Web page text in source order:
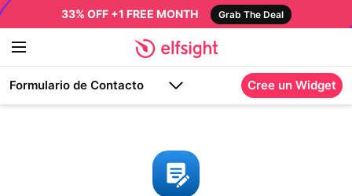
33% OFF +1 FREE MONTH Grab The Deal
Formulario de Сontacto Cree un Widget